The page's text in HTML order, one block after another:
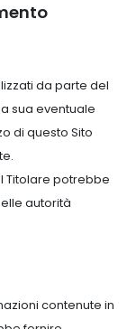
da parte del
sua eventuale
di questo Sito
Titolare potrebbe
autorità
contenute in